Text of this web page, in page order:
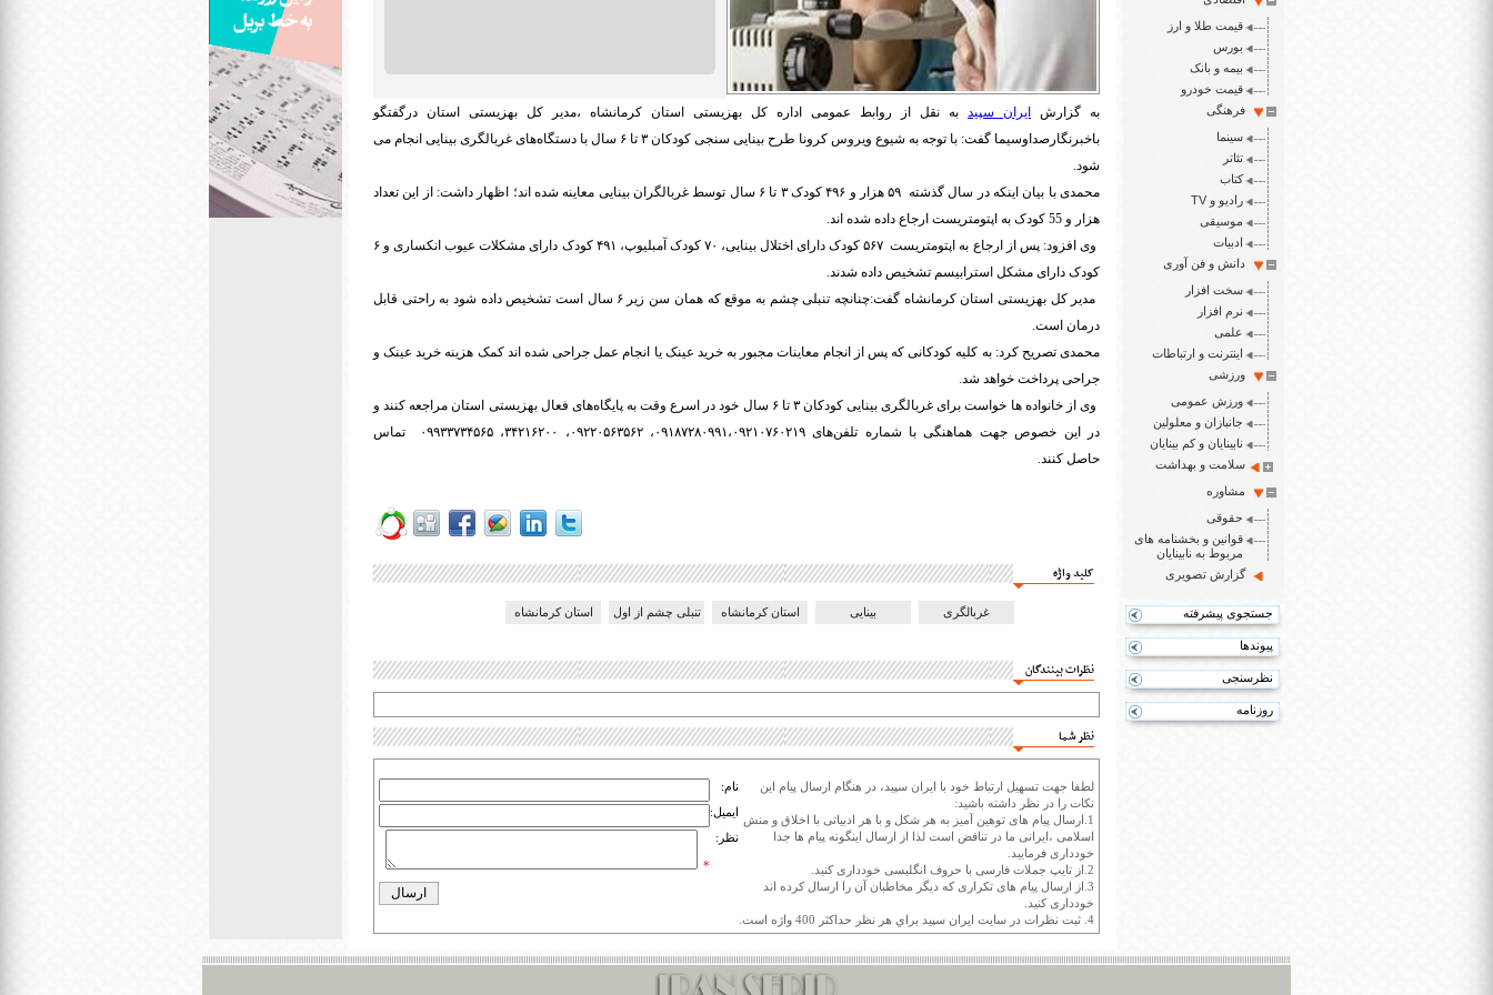
قیمت طلا و ارز
بورس
بیمه و بانک
قیمت خودرو
فرهنگی
سینما
تئاتر
کتاب
رادیو و TV
موسیقی
ادبیات
دانش و فن آوری
سخت افزار
نرم افزار
علمی
اینترنت و ارتباطات
ورزشی
ورزش عمومی
جانبازان و معلولین
نابینایان و کم بینایان
سلامت و بهداشت
مشاوره
حقوقی
قوانین و بخشنامه های
مربوط به نابینایان
گزارش تصویری
جستجوی پیشرفته
پیوندها
نظرسنجی
روزنامه
به گزارش ایران سپید به نقل از روابط عمومی اداره کل بهزیستی استان کرمانشاه ،مدیر کل بهزیستی استان درگفتگو
باخبرنگارصداوسیما گفت: با توجه به شیوع ویروس کرونا طرح بینایی سنجی کودکان ۳ تا ۶ سال با دستگاه‌های غربالگری بینایی انجام می
شود.
محمدی با بیان اینکه در سال گذشته ۵۹ هزار و ۴۹۶ کودک ۳ تا ۶ سال توسط غربالگران بینایی معاینه شده اند؛ اظهار داشت: از این تعداد
هزار و 55 کودک به اپتومتریست ارجاع داده شده اند.
وی افزود: پس از ارجاع به اپتومتریست ۵۶۷ کودک دارای اختلال بینایی، ۷۰ کودک آمبلیوپ، ۴۹۱ کودک دارای مشکلات عیوب انکساری و ۶
کودک دارای مشکل استرابیسم تشخیص داده شدند.
مدیر کل بهزیستی استان کرمانشاه گفت:چنانچه تنبلی چشم به موقع که همان سن زیر ۶ سال است تشخیص داده شود به راحتی قابل
درمان است.
محمدی تصریح کرد: به کلیه کودکانی که پس از انجام معاینات مجبور به خرید عینک یا انجام عمل جراحی شده اند کمک هزینه خرید عینک و
جراحی پرداخت خواهد شد.
وی از خانواده ها خواست برای غربالگری بینایی کودکان ۳ تا ۶ سال خود در اسرع وقت به پایگاه‌های فعال بهزیستی استان مراجعه کنند و
در این خصوص جهت هماهنگی با شماره تلفن‌های ۰۹۱۸۷۲۸۰۹۹۱،۰۹۲۱۰۷۶۰۲۱۹، ۰۹۲۲۰۵۶۳۵۶۲، ۳۴۲۱۶۲۰۰، ۰۹۹۳۳۷۳۴۵۶۵ تماس
حاصل کنند.
کلید واژه
غربالگری بینایی استان کرمانشاه تنبلی چشم از اول استان کرمانشاه
نظرات بینندگان
نظر شما
لطفا جهت تسهیل ارتباط خود با ایران سپید، در هنگام ارسال پیام این
نکات را در نظر داشته باشید:
1.ارسال پیام های توهین آمیز به هر شکل و با هر ادبیاتی با اخلاق و منش
اسلامی ،ایرانی ما در تناقض است لذا از ارسال اینگونه پیام ها جدا
خودداری فرمایید.
2.از تایپ جملات فارسی با حروف انگلیسی خودداری کنید.
3.از ارسال پیام های تکراری که دیگر مخاطبان آن را ارسال کرده اند
خودداری کنید.
4. ثبت نظرات در سايت ايران سپيد براي هر نظر حداکثر 400 واژه است.
نام:
ایمیل:
نظر:
*